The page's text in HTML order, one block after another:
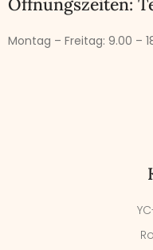
Öffnungszeiten:
Montag – Freitag: 9.00 –